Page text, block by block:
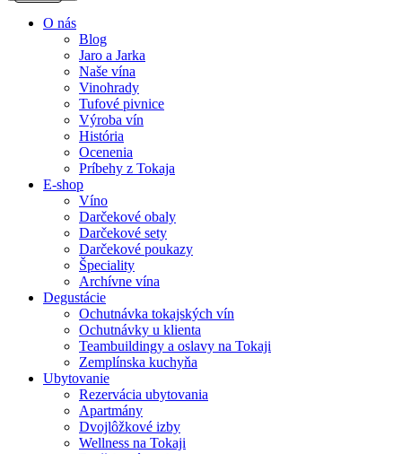
O nás
Blog
Jaro a Jarka
Naše vína
Vinohrady
Tufové pivnice
Výroba vín
História
Ocenenia
Príbehy z Tokaja
E-shop
Víno
Darčekové obaly
Darčekové sety
Darčekové poukazy
Špeciality
Archívne vína
Degustácie
Ochutnávka tokajských vín
Ochutnávky u klienta
Teambuildingy a oslavy na Tokaji
Zemplínska kuchyňa
Ubytovanie
Rezervácia ubytovania
Apartmány
Dvojlôžkové izby
Wellness na Tokaji